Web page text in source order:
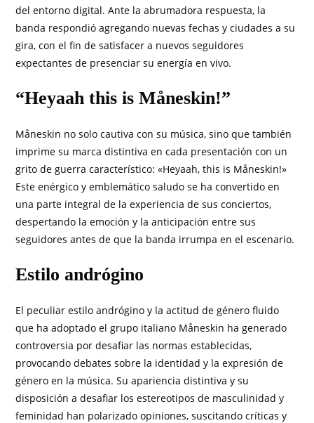
del entorno digital. Ante la abrumadora respuesta, la
banda respondió agregando nuevas fechas y ciudades a su
gira, con el fin de satisfacer a nuevos seguidores
expectantes de presenciar su energía en vivo.
“Heyaah this is Måneskin!”
Måneskin no solo cautiva con su música, sino que también
imprime su marca distintiva en cada presentación con un
grito de guerra característico: «Heyaah, this is Måneskin!»
Este enérgico y emblemático saludo se ha convertido en
una parte integral de la experiencia de sus conciertos,
despertando la emoción y la anticipación entre sus
seguidores antes de que la banda irrumpa en el escenario.
Estilo andrógino
El peculiar estilo andrógino y la actitud de género fluido
que ha adoptado el grupo italiano Måneskin ha generado
controversia por desafiar las normas establecidas,
provocando debates sobre la identidad y la expresión de
género en la música. Su apariencia distintiva y su
disposición a desafiar los estereotipos de masculinidad y
feminidad han polarizado opiniones, suscitando críticas y